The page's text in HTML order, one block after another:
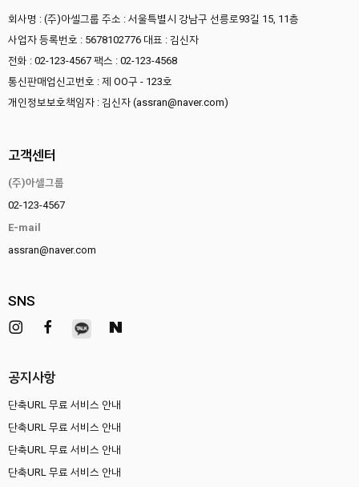
회사명 : (주)아셀그룹 주소 : 서울특별시 강남구 선릉로93길 15, 11층
사업자 등록번호 : 5678102776 대표 : 김신자
전화 : 02-123-4567 팩스 : 02-123-4568
통신판매업신고번호 : 제 OO구 - 123호
개인정보보호책임자 : 김신자 (assran@naver.com)
고객센터
(주)아셀그룹
02-123-4567
E-mail
assran@naver.com
SNS
공지사항
단축URL 무료 서비스 안내
단축URL 무료 서비스 안내
단축URL 무료 서비스 안내
단축URL 무료 서비스 안내